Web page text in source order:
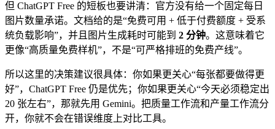
但 ChatGPT Free 的短板也要讲清：官方没有给一个固定每日
图片数量承诺。文档给的是“免费可用 + 低于付费额度 + 受系
统负载影响”，并且图片生成耗时可能到 2 分钟。这意味着它
更像“高质量免费样机”，不是“可严格排班的免费产线”。
所以这里的决策建议很具体：你如果更关心“每张都要做得更
好”，ChatGPT Free 仍是优先；你如果更关心“今天必须稳定出
20 张左右”，那就先用 Gemini。把质量工作流和产量工作流分
开，你就不会在错误维度上对比工具。